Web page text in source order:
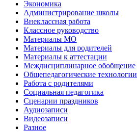
Экономика
Администрирование школы
Внеклассная работа
Классное руководство
Материалы МО
Материалы для родителей
Материалы к аттестации
Междисциплинарное обобщение
Общепедагогические технологии
Работа с родителями
Социальная педагогика
Сценарии праздников
Аудиозаписи
Видеозаписи
Разное